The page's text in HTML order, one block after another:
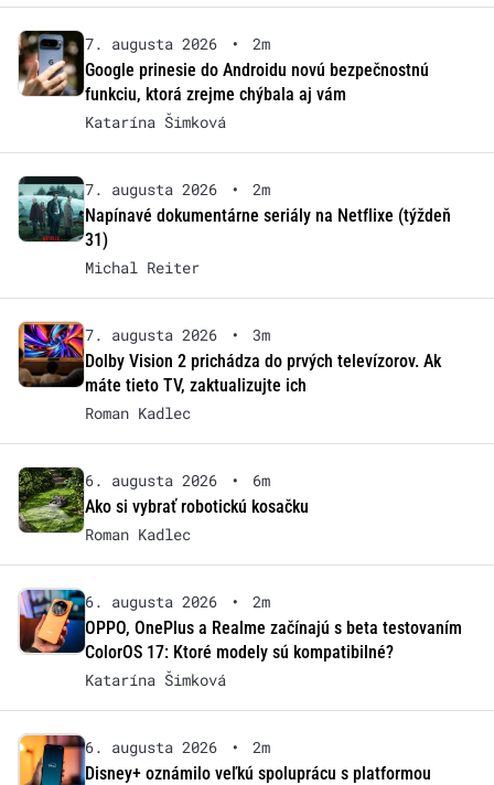
7. augusta 2026 •
2m
Google prinesie do Androidu novú bezpečnostnú
funkciu, ktorá zrejme chýbala aj vám
Katarína Šimková
7. augusta 2026 •
2m
Napínavé dokumentárne seriály na Netflixe (týždeň
31)
Michal Reiter
7. augusta 2026 •
3m
Dolby Vision 2 prichádza do prvých televízorov. Ak
máte tieto TV, zaktualizujte ich
Roman Kadlec
6. augusta 2026 •
6m
Ako si vybrať robotickú kosačku
Roman Kadlec
6. augusta 2026 •
2m
OPPO, OnePlus a Realme začínajú s beta testovaním
ColorOS 17: Ktoré modely sú kompatibilné?
Katarína Šimková
6. augusta 2026 •
2m
Disney+ oznámilo veľkú spoluprácu s platformou